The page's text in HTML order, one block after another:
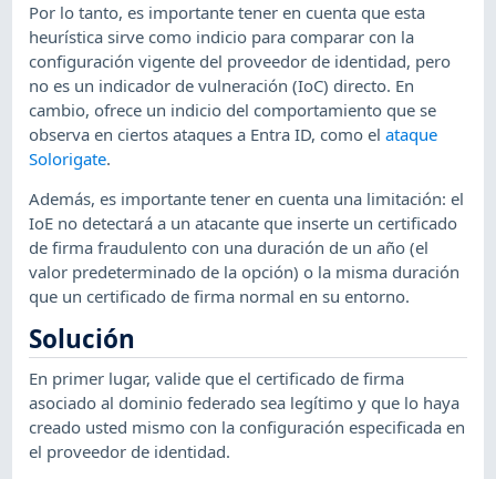
Por lo tanto, es importante tener en cuenta que esta
heurística sirve como indicio para comparar con la
configuración vigente del proveedor de identidad, pero
no es un indicador de vulneración (IoC) directo. En
cambio, ofrece un indicio del comportamiento que se
observa en ciertos ataques a Entra ID, como elataque
Solorigate.
Además, es importante tener en cuenta una limitación: el
IoE no detectará a un atacante que inserte un certificado
de firma fraudulento con una duración de un año (el
valor predeterminado de la opción) o la misma duración
que un certificado de firma normal en su entorno.
Solución
En primer lugar, valide que el certificado de firma
asociado al dominio federado sea legítimo y que lo haya
creado usted mismo con la configuración especificada en
el proveedor de identidad.